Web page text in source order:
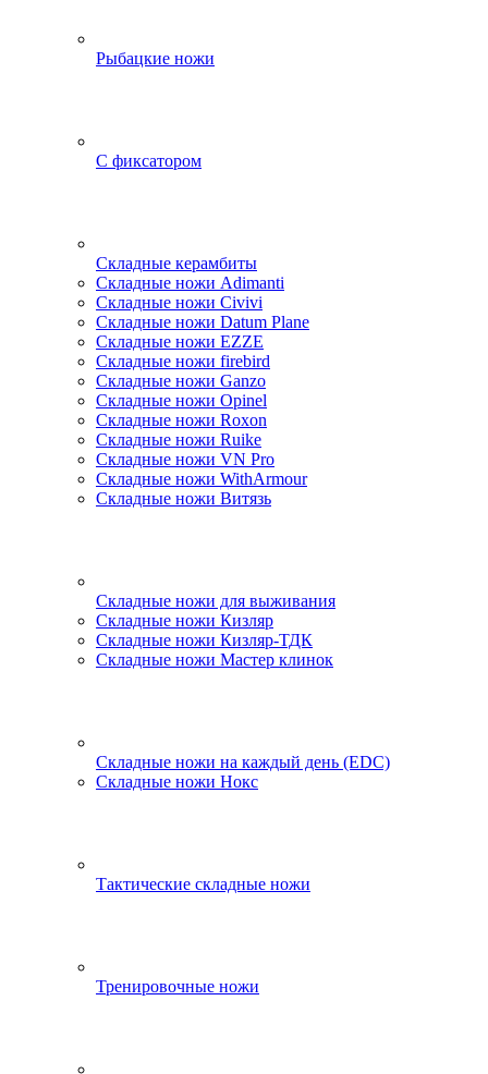
Рыбацкие ножи
С фиксатором
Складные керамбиты
Складные ножи Adimanti
Складные ножи Civivi
Складные ножи Datum Plane
Складные ножи EZZE
Складные ножи firebird
Складные ножи Ganzo
Складные ножи Opinel
Складные ножи Roxon
Складные ножи Ruike
Складные ножи VN Pro
Складные ножи WithArmour
Складные ножи Витязь
Складные ножи для выживания
Складные ножи Кизляр
Складные ножи Кизляр-ТДК
Складные ножи Мастер клинок
Складные ножи на каждый день (EDC)
Складные ножи Нокс
Тактические складные ножи
Тренировочные ножи